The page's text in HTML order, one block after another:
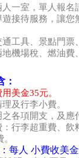
一室，單人報名
接待服務，讓您
工具、景點門票
機場稅、燃油費
：
美金35元。
及行李小費。
各項開支，及應
行李超重費、飲
每人 小費收美